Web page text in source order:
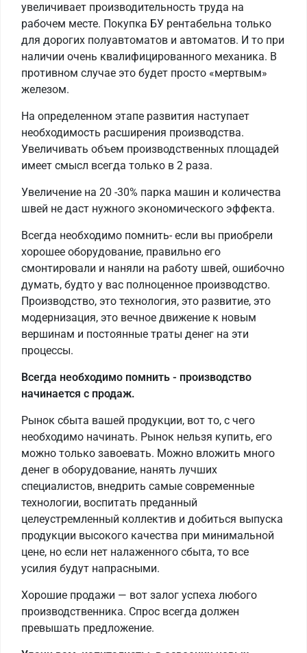
увеличивает производительность труда на
рабочем месте. Покупка БУ рентабельна только
для дорогих полуавтоматов и автоматов. И то при
наличии очень квалифицированного механика. В
противном случае это будет просто «мертвым»
железом.
На определенном этапе развития наступает
необходимость расширения производства.
Увеличивать объем производственных площадей
имеет смысл всегда только в 2 раза.
Увеличение на 20 -30% парка машин и количества
швей не даст нужного экономического эффекта.
Всегда необходимо помнить- если вы приобрели
хорошее оборудование, правильно его
смонтировали и наняли на работу швей, ошибочно
думать, будто у вас полноценное производство.
Производство, это технология, это развитие, это
модернизация, это вечное движение к новым
вершинам и постоянные траты денег на эти
процессы.
Всегда необходимо помнить - производство
начинается с продаж.
Рынок сбыта вашей продукции, вот то, с чего
необходимо начинать. Рынок нельзя купить, его
можно только завоевать. Можно вложить много
денег в оборудование, нанять лучших
специалистов, внедрить самые современные
технологии, воспитать преданный
целеустремленный коллектив и добиться выпуска
продукции высокого качества при минимальной
цене, но если нет налаженного сбыта, то все
усилия будут напрасными.
Хорошие продажи — вот залог успеха любого
производственника. Спрос всегда должен
превышать предложение.